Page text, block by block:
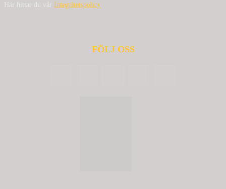
Här hittar du vår Integritetspolicy
FÖLJ OSS